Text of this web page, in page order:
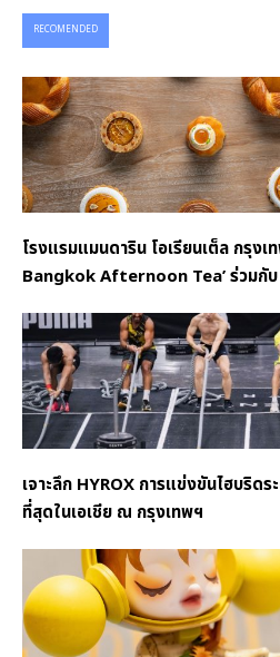
RECOMENDED
โรงแรมแมนดาริน โอเรียนเต็ล กรุง
Bangkok Afternoon Tea’ ร่วมกั
เจาะลึก HYROX การแข่งขันไฮบริ
ที่สุดในเอเชีย ณ กรุงเทพฯ